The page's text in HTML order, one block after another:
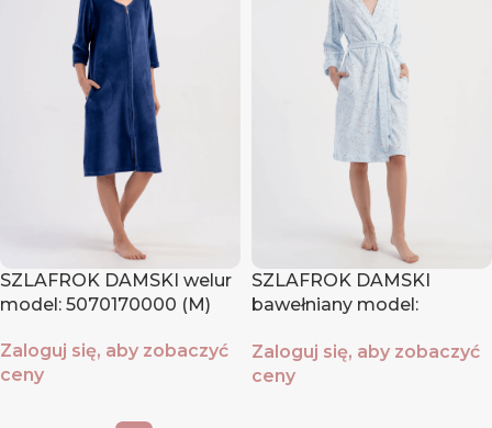
SZLAFROK DAMSKI welur
model: 5070170000 (M)
Zaloguj się, aby zobaczyć
ceny
SZLAFROK DAMSKI
bawełniany model:
Zaloguj się, aby zobaczyć
ceny